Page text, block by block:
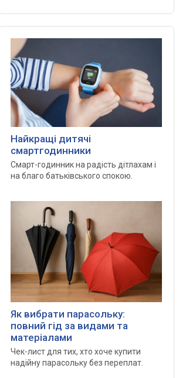
Найкращі дитячі
смартгодинники
Смарт-годинник на радість дітлахам і
на благо батьківського спокою.
Як вибрати парасольку:
повний гід за видами та
матеріалами
Чек-лист для тих, хто хоче купити
надійну парасольку без переплат.